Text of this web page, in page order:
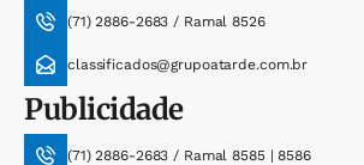
(71) 2886-2683 / Ramal 8526
classificados@grupoatarde.com.br
Publicidade
(71) 2886-2683 / Ramal 8585 | 8586